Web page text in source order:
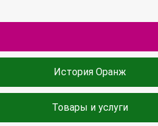
История Оранж
Товары и услуги